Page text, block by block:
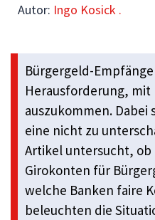
Autor: Ingo Kosick .
Bürgergeld-
Herausforderung, mit
auszukommen.
eine nicht zu
Artikel untersucht, ob
Girokonten für
welche Banken faire
beleuchten die